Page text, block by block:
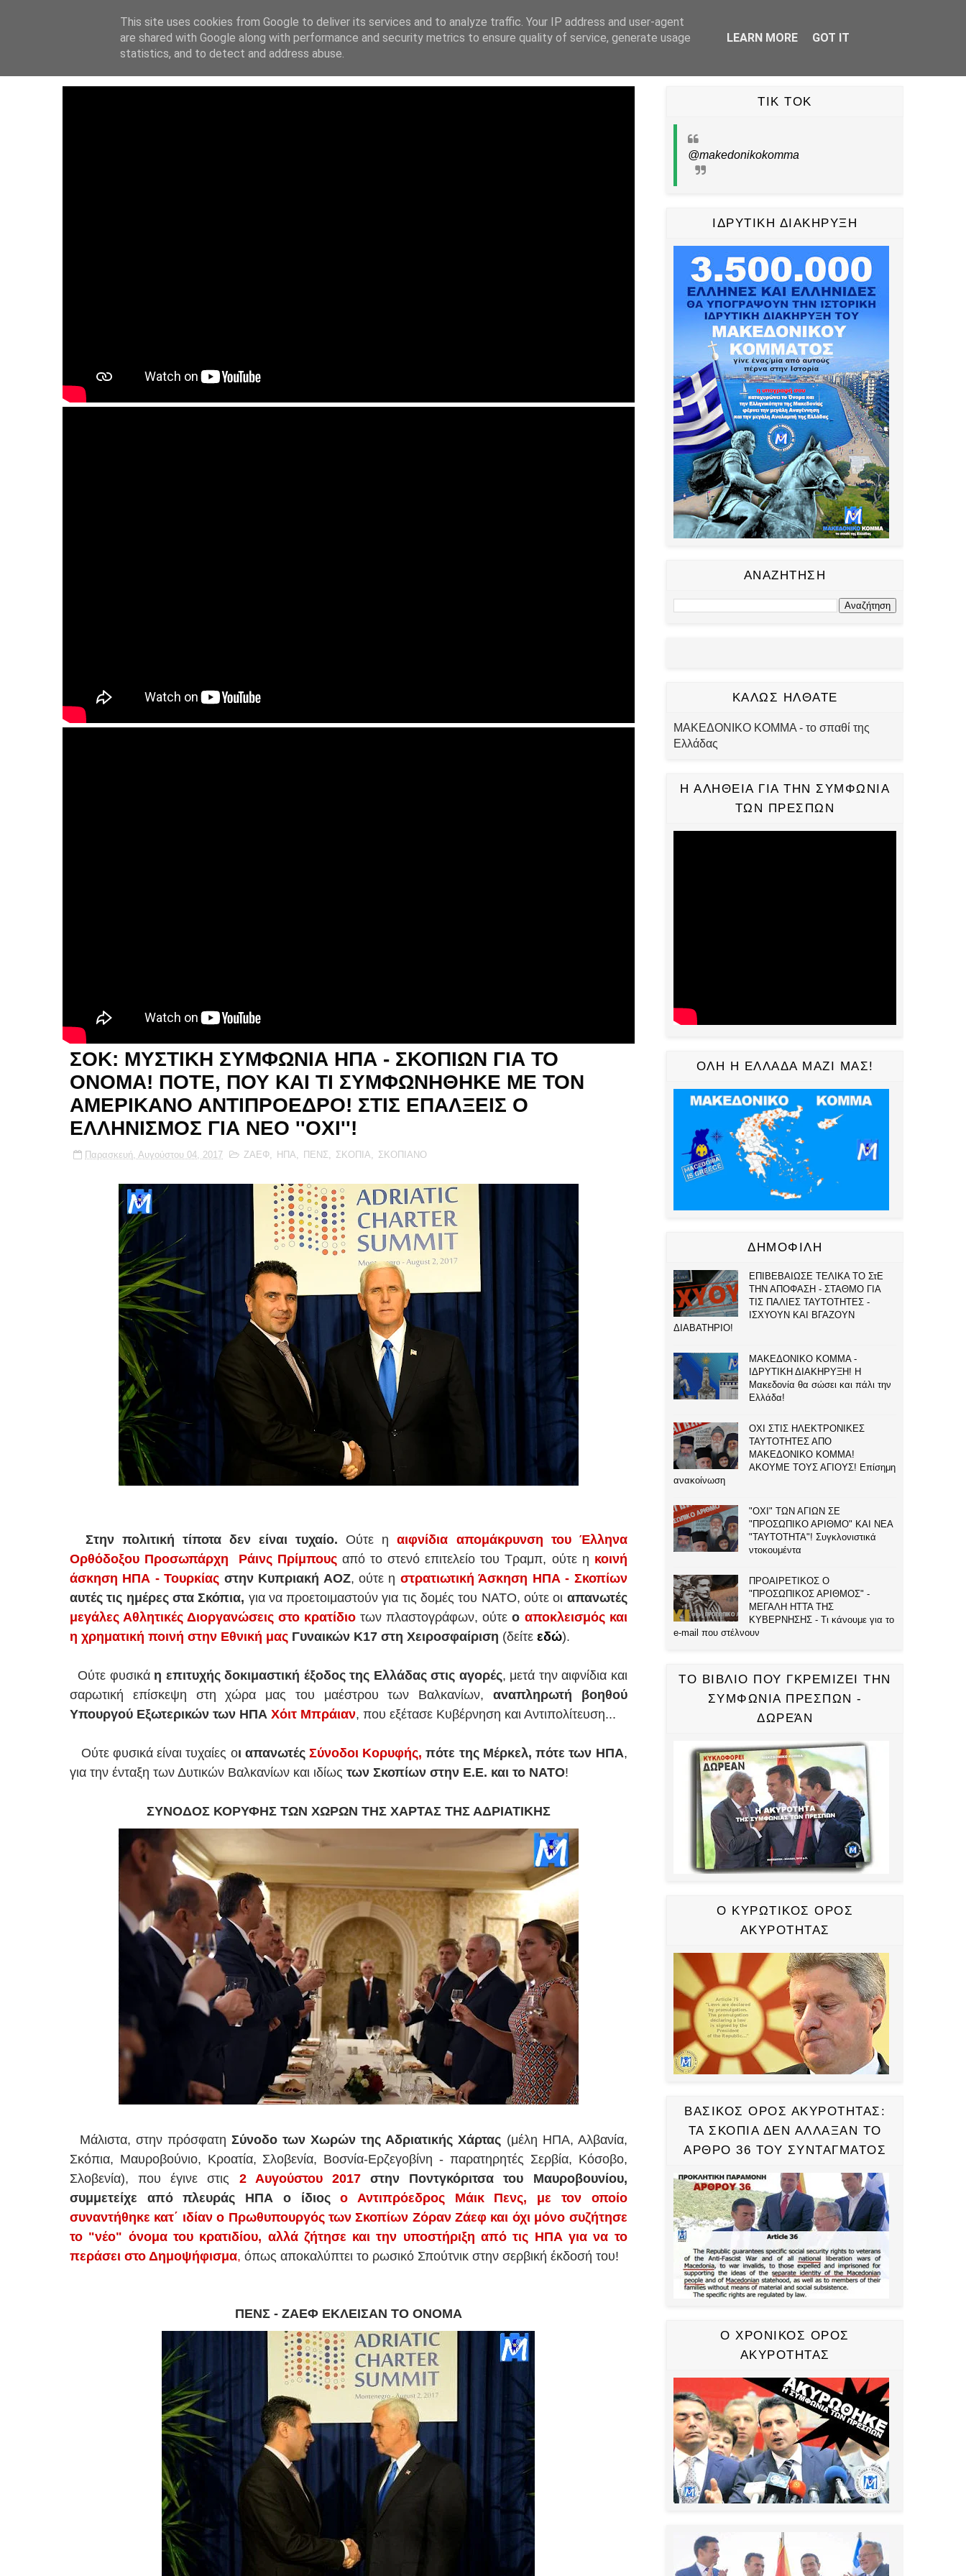
ΑΡΧΙΚΗ ΙΔΡΥΤΙΚΗ ΔΙΑΚΗΡΥΞΗ FACEBOOK X INSTAGRAM YOUTUBE TIKTOK PINTEREST ΕΠΙΚΟΙΝΩΝΙΑ
ΣΟΚ: ΜΥΣΤΙΚΗ ΣΥΜΦΩΝΙΑ ΗΠΑ - ΣΚΟΠΙΩΝ ΓΙΑ ΤΟ
ΟΝΟΜΑ! ΠΟΤΕ, ΠΟΥ ΚΑΙ ΤΙ ΣΥΜΦΩΝΗΘΗΚΕ ΜΕ ΤΟΝ
ΑΜΕΡΙΚΑΝΟ ΑΝΤΙΠΡΟΕΔΡΟ! ΣΤΙΣ ΕΠΑΛΞΕΙΣ Ο
ΕΛΛΗΝΙΣΜΟΣ ΓΙΑ ΝΕΟ ''ΟΧΙ''!
Παρασκευή, Αυγούστου 04, 2017 ΖΑΕΦ, ΗΠΑ, ΠΕΝΣ, ΣΚΟΠΙΑ, ΣΚΟΠΙΑΝΟ
Στην πολιτική τίποτα δεν είναι τυχαίο. Ούτε ηαιφνίδια απομάκρυνση του Έλληνα
Ορθόδοξου Προσωπάρχη Ράινς Πρίμπουςαπό το στενό επιτελείο του Τραμπ, ούτε η κοινή
άσκηση ΗΠΑ - Τουρκίας στην Κυπριακή ΑΟΖ, ούτε η στρατιωτική Άσκηση ΗΠΑ - Σκοπίων
αυτές τις ημέρες στα Σκόπια, για να προετοιμαστούν για τις δομές του ΝΑΤΟ, ούτε οι απανωτές
μεγάλες Αθλητικές Διοργανώσεις στο κρατίδιοτων πλαστογράφων, ούτεο αποκλεισμός και
η χρηματική ποινή στην Εθνική μας Γυναικών Κ17 στη Χειροσφαίριση (δείτε εδώ).
Ούτε φυσικά η επιτυχής δοκιμαστική έξοδος της Ελλάδας στις αγορές, μετά την αιφνίδια και
σαρωτική επίσκεψη στη χώρα μας του μαέστρου των Βαλκανίων, αναπληρωτή βοηθού
Υπουργού Εξωτερικών των ΗΠΑ Χόιτ Μπράιαν, που εξέτασε Κυβέρνηση και Αντιπολίτευση...
Ούτε φυσικά είναι τυχαίες οι απανωτέςΣύνοδοι Κορυφής, πότε της Μέρκελ, πότε των ΗΠΑ,
για την ένταξη των Δυτικών Βαλκανίων και ιδίως των Σκοπίων στην Ε.Ε. και το ΝΑΤΟ!
ΣΥΝΟΔΟΣ ΚΟΡΥΦΗΣ ΤΩΝ ΧΩΡΩΝ ΤΗΣ ΧΑΡΤΑΣ ΤΗΣ ΑΔΡΙΑΤΙΚΗΣ
Μάλιστα, στην πρόσφατηΣύνοδο των Χωρών της Αδριατικής Χάρτας (μέλη ΗΠΑ, Αλβανία,
Σκόπια, Μαυροβούνιο, Κροατία, Σλοβενία, Βοσνία-Ερζεγοβίνη - παρατηρητές Σερβία, Κόσοβο,
Σλοβενία), που έγινε στις
2 Αυγούστου 2017στην Ποντγκόριτσα του Μαυροβουνίου,
συμμετείχε από πλευράς ΗΠΑ ο ίδιοςο Αντιπρόεδρος Μάικ Πενς, με τον οποίο
συναντήθηκε κατ΄ ιδίαν ο Πρωθυπουργός των Σκοπίων Ζόραν Ζάεφ και όχι μόνο συζήτησε
το "νέο" όνομα του κρατιδίου, αλλά ζήτησε και την υποστήριξη από τις ΗΠΑ για να το
περάσει στο Δημοψήφισμα, όπως αποκαλύπτει το ρωσικό Σπούτνικ στην σερβική έκδοσή του!
ΠΕΝΣ - ΖΑΕΦ ΕΚΛΕΙΣΑΝ ΤΟ ΟΝΟΜΑ
TIK TOK
@makedonikokomma
ΙΔΡΥΤΙΚΗ ΔΙΑΚΗΡΥΞΗ
ΑΝΑΖΗΤΗΣΗ
ΚΑΛΩΣ ΗΛΘΑΤΕ
ΜΑΚΕΔΟΝΙΚΟ ΚΟΜΜΑ - το σπαθί της
Ελλάδας
Η ΑΛΗΘΕΙΑ ΓΙΑ ΤΗΝ ΣΥΜΦΩΝΙΑ
ΤΩΝ ΠΡΕΣΠΩΝ
ΟΛΗ Η ΕΛΛΑΔΑ ΜΑΖΙ ΜΑΣ!
ΔΗΜΟΦΙΛΗ
ΕΠΙΒΕΒΑΙΩΣΕ ΤΕΛΙΚΑ ΤΟ ΣτΕ
ΤΗΝ ΑΠΟΦΑΣΗ - ΣΤΑΘΜΟ ΓΙΑ
ΤΙΣ ΠΑΛΙΕΣ ΤΑΥΤΟΤΗΤΕΣ -
ΙΣΧΥΟΥΝ ΚΑΙ ΒΓΑΖΟΥΝ
ΔΙΑΒΑΤΗΡΙΟ!
ΜΑΚΕΔΟΝΙΚΟ ΚΟΜΜΑ -
ΙΔΡΥΤΙΚΗ ΔΙΑΚΗΡΥΞΗ! Η
Μακεδονία θα σώσει και πάλι την
Ελλάδα!
ΟΧΙ ΣΤΙΣ ΗΛΕΚΤΡΟΝΙΚΕΣ
ΤΑΥΤΟΤΗΤΕΣ ΑΠΟ
ΜΑΚΕΔΟΝΙΚΟ ΚΟΜΜΑ!
ΑΚΟΥΜΕ ΤΟΥΣ ΑΓΙΟΥΣ! Επίσημη
ανακοίνωση
"ΟΧΙ" ΤΩΝ ΑΓΙΩΝ ΣΕ
"ΠΡΟΣΩΠΙΚΟ ΑΡΙΘΜΟ" ΚΑΙ ΝΕΑ
"ΤΑΥΤΟΤΗΤΑ"! Συγκλονιστικά
ντοκουμέντα
ΠΡΟΑΙΡΕΤΙΚΟΣ Ο
"ΠΡΟΣΩΠΙΚΟΣ ΑΡΙΘΜΟΣ" -
ΜΕΓΑΛΗ ΗΤΤΑ ΤΗΣ
ΚΥΒΕΡΝΗΣΗΣ - Τι κάνουμε για το
e-mail που στέλνουν
ΤΟ ΒΙΒΛΙΟ ΠΟΥ ΓΚΡΕΜΙΖΕΙ ΤΗΝ
ΣΥΜΦΩΝΙΑ ΠΡΕΣΠΩΝ -
ΔΩΡΕΆΝ
Ο ΚΥΡΩΤΙΚΟΣ ΟΡΟΣ
ΑΚΥΡΟΤΗΤΑΣ
ΒΑΣΙΚΟΣ ΟΡΟΣ ΑΚΥΡΟΤΗΤΑΣ:
ΤΑ ΣΚΟΠΙΑ ΔΕΝ ΑΛΛΑΞΑΝ ΤΟ
ΑΡΘΡΟ 36 ΤΟΥ ΣΥΝΤΑΓΜΑΤΟΣ
Ο ΧΡΟΝΙΚΟΣ ΟΡΟΣ
ΑΚΥΡΟΤΗΤΑΣ
This site uses cookies from Google to deliver its services and to analyze traffic. Your IP address and user-agent
are shared with Google along with performance and security metrics to ensure quality of service, generate usage
statistics, and to detect and address abuse.
LEARN MORE GOT IT